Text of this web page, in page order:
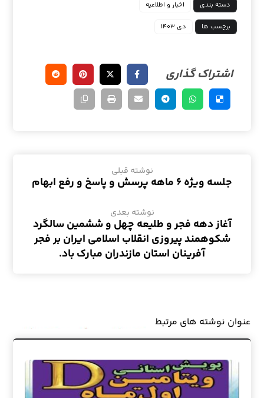
دسته بندی اخبار و اطلاعیه
برچسب ها دی ۱۴۰۳
نوشته قبلی
جلسه ویژه ۶ ماهه پرسش و پاسخ و رفع ابهام
نوشته بعدی
آغاز دهه فجر و طلیعه چهل و ششمین سالگرد
شکوهمند پیروزی انقلاب اسلامی ایران بر فجر
آفرینان استان مازندران مبارک باد.
عنوان ‫نوشته های مرتبط